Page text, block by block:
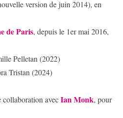
version de juin 2014), en
de Paris, depuis le 1er mai 2016,
Pelletan (2022)
Tristan (2024)
collaboration avecIan Monk, pour